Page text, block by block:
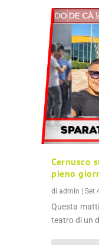
Cernusco
pieno
diadmin |Set
Questa
teatro di un